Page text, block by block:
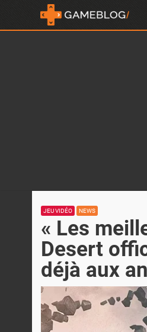
JEU VIDÉO NEWS
« Les
Desert
déjà aux